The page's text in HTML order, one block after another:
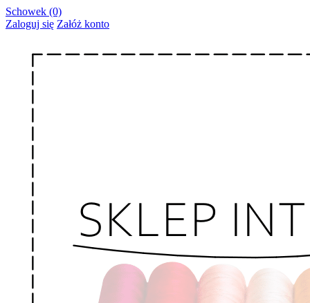
Schowek (0)
Zaloguj się Załóż konto